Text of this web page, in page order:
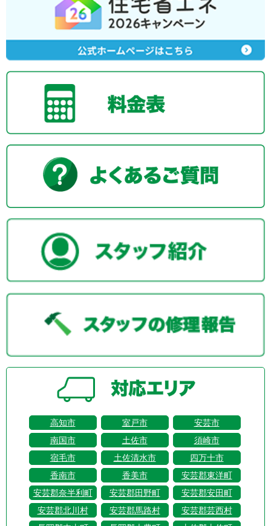
高知市 室戸市
安芸市
南国市
土佐市
須崎市
宿毛市
土佐清水市
四万十市
香南市
香美市
安芸郡東洋町
安芸郡奈半利町
安芸郡田野町
安芸郡安田町
安芸郡北川村
安芸郡馬路村
安芸郡芸西村